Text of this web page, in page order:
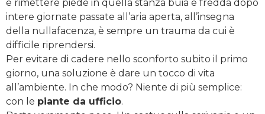
e rimettere piede in quella stanza buia e fredda dopo
intere giornate passate all’aria aperta, all’insegna
della nullafacenza, è sempre un trauma da cui è
difficile riprendersi.
Per evitare di cadere nello sconforto subito il primo
giorno, una soluzione è dare un tocco di vita
all’ambiente. In che modo? Niente di più semplice:
con le piante da ufficio.